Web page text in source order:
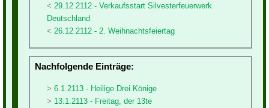
29.12.2112 - Verkaufsstart Silvesterfeuerwerk
Deutschland
26.12.2112 - 2. Weihnachtsfeiertag
Nachfolgende Einträge:
6.1.2113 - Heilige Drei Könige
13.1.2113 - Freitag, der 13te